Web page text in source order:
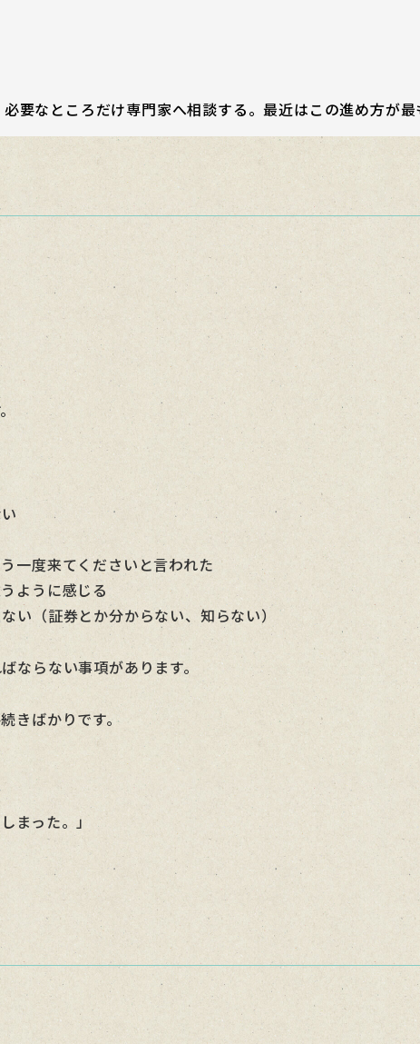
要なところだけ専門家へ相談する。最近はこの進め方が最
度来てくださいと言われた
ように感じる
（証券とか分からない、知らない）
ならない事項があります。
きばかりです。
まった。」